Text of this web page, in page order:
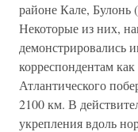
районе Кале, Булонь
Некоторые из них,
демонстрировались
корреспондентам
Атлантического
2100 км. В
укрепления вдоль